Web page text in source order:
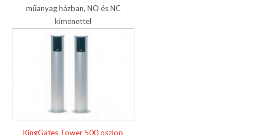
műanyag házban, NO és NC
kimenettel
KingGates Tower 500 oszlop